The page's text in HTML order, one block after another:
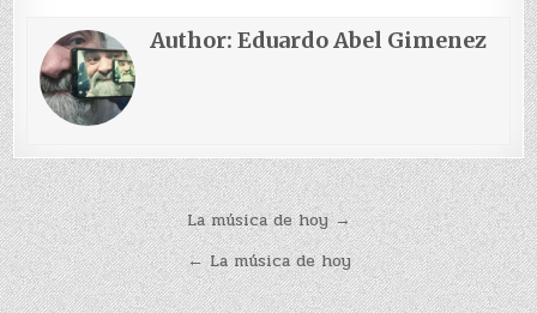
Author:Eduardo Abel Gimenez
Navegación
de
entradas
La música de hoy →
← La música de hoy